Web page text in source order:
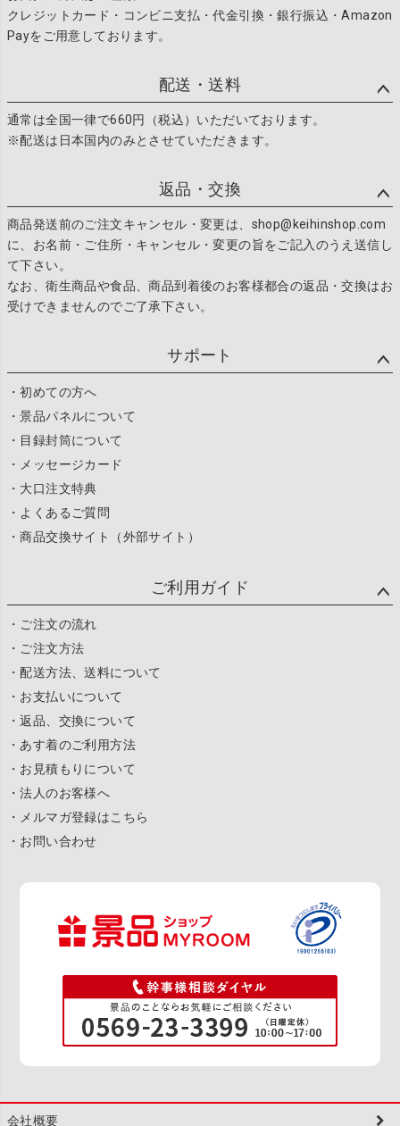
クレジットカード・コンビニ支払・代金引換・銀行振込・Amazon
Payをご用意しております。
配送・送料
通常は全国一律で660円（税込）いただいております。
※配送は日本国内のみとさせていただきます。
返品・交換
商品発送前のご注文キャンセル・変更は、shop@keihinshop.com
に、お名前・ご住所・キャンセル・変更の旨をご記入のうえ送信し
て下さい。
なお、衛生商品や食品、商品到着後のお客様都合の返品・交換はお
受けできませんのでご了承下さい。
サポート
・初めての方へ
・景品パネルについて
・目録封筒について
・メッセージカード
・大口注文特典
・よくあるご質問
・商品交換サイト（外部サイト）
ご利用ガイド
・ご注文の流れ
・ご注文方法
・配送方法、送料について
・お支払いについて
・返品、交換について
・あす着のご利用方法
・お見積もりについて
・法人のお客様へ
・メルマガ登録はこちら
・お問い合わせ
会社概要